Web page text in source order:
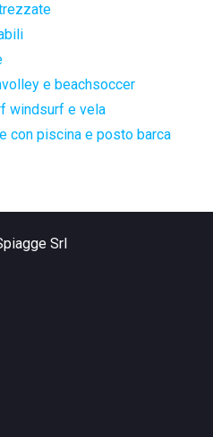
e beachsoccer
windsurf e vela
con piscina e posto barca
Srl